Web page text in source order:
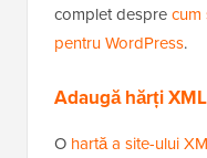
complet desprecum
pentru WordPress.
Adaugă hărți
O hartă a site-ului